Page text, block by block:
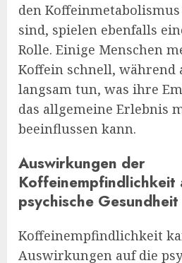
den
sind, spielen ebenfalls
Rolle. Einige Menschen
Koffein schnell, während
langsam tun, was ihre
das allgemeine Erlebnis
beeinflussen kann.
Auswirkungen der
Koffeinempfindlichkeit
psychische Gesundheit
Koffeinempfindlichkeit
Auswirkungen auf die